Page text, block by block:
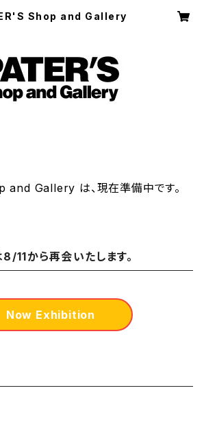
Shop and Gallery
Gallery は、現在準備中です。
11から再会いたします。
Now Exhibition